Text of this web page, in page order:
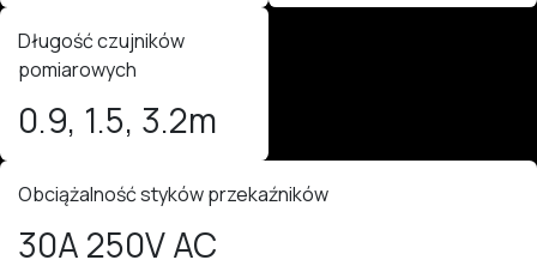
Długość czujników
pomiarowych
0.9, 1.5, 3.2m
Obciążalność styków przekaźników
30A 250V AC